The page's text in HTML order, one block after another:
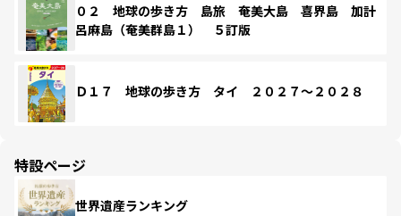
０２ 地球の歩き方 島旅 奄美大島 喜界島 加計
呂麻島（奄美群島１） ５訂版
Ｄ１７ 地球の歩き方 タイ ２０２７～２０２８
特設ページ
世界遺産ランキング